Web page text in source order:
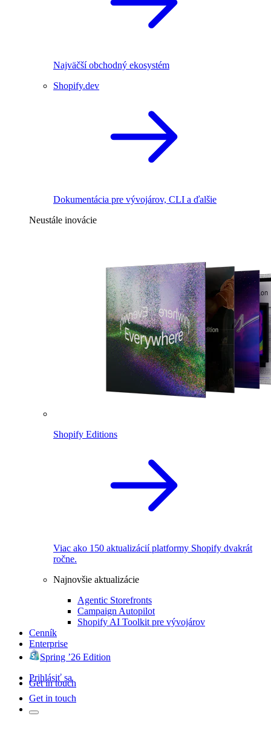
Najväčší obchodný ekosystém
Shopify.dev
Dokumentácia pre vývojárov, CLI a ďalšie
Neustále inovácie
Shopify Editions
Viac ako 150 aktualizácií platformy Shopify dvakrát
ročne.
Najnovšie aktualizácie
Agentic Storefronts
Campaign Autopilot
Shopify AI Toolkit pre vývojárov
Cenník
Enterprise
Spring ’26 Edition
Prihlásiť sa
Get in touch
Get in touch